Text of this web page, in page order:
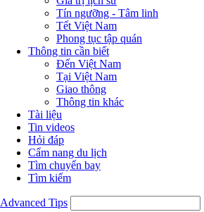
Tín ngưỡng - Tâm linh
Tết Việt Nam
Phong tục tập quán
Thông tin cần biết
Đến Việt Nam
Tại Việt Nam
Giao thông
Thông tin khác
Tài liệu
Tin videos
Hỏi đáp
Cẩm nang du lịch
Tìm chuyến bay
Tìm kiếm
Advanced Tips